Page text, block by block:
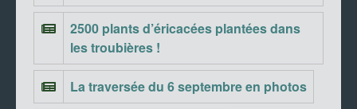
2500 plants d’éricacées plantées dans
les troubières !
La traversée du 6 septembre en photos